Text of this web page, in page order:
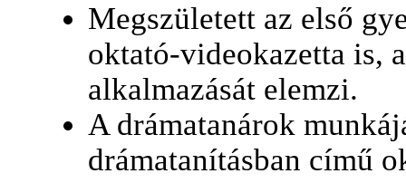
Megszületett az első
oktató-videokazetta is,
alkalmazását elemzi.
A drámatanárok
drámatanításban című